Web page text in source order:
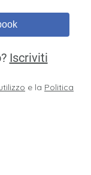
Iscriviti
e la Politica